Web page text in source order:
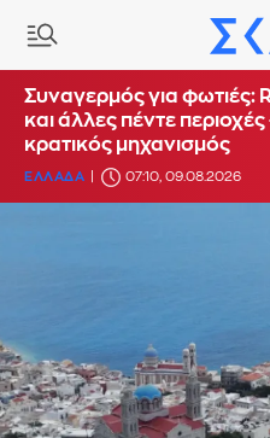
Συναγερμός για φωτιές:
και άλλες πέντε
κρατικός μηχανισμός
ΕΛΛΑΔΑ 07:10, 09.08.2026